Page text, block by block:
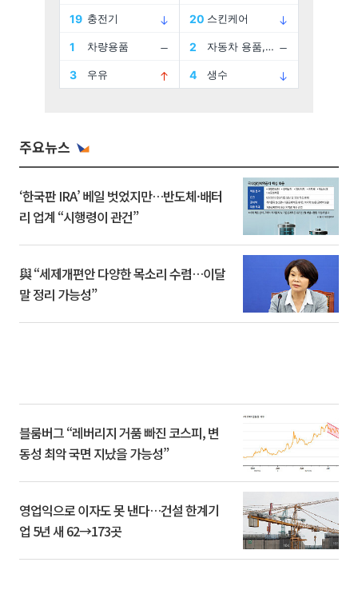
주요뉴스
‘한국판 IRA’ 베일 벗었지만…반도체·배터
리 업계 “시행령이 관건”
與 “세제개편안 다양한 목소리 수렴…이달
말 정리 가능성”
블룸버그 “레버리지 거품 빠진 코스피, 변
동성 최악 국면 지났을 가능성”
영업익으로 이자도 못 낸다…건설 한계기
업 5년 새 62→173곳